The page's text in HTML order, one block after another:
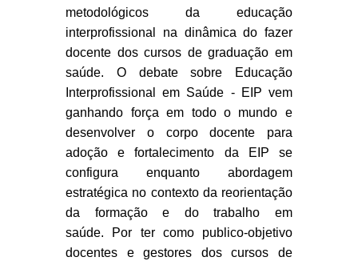
metodológicos da educação
interprofissional na dinâmica do fazer
docente dos cursos de graduação em
saúde. O debate sobre Educação
Interprofissional em Saúde - EIP vem
ganhando força em todo o mundo e
desenvolver o corpo docente para
adoção e fortalecimento da EIP se
configura enquanto abordagem
estratégica no contexto da reorientação
da formação e do trabalho em
saúde. Por ter como publico-objetivo
docentes e gestores dos cursos de